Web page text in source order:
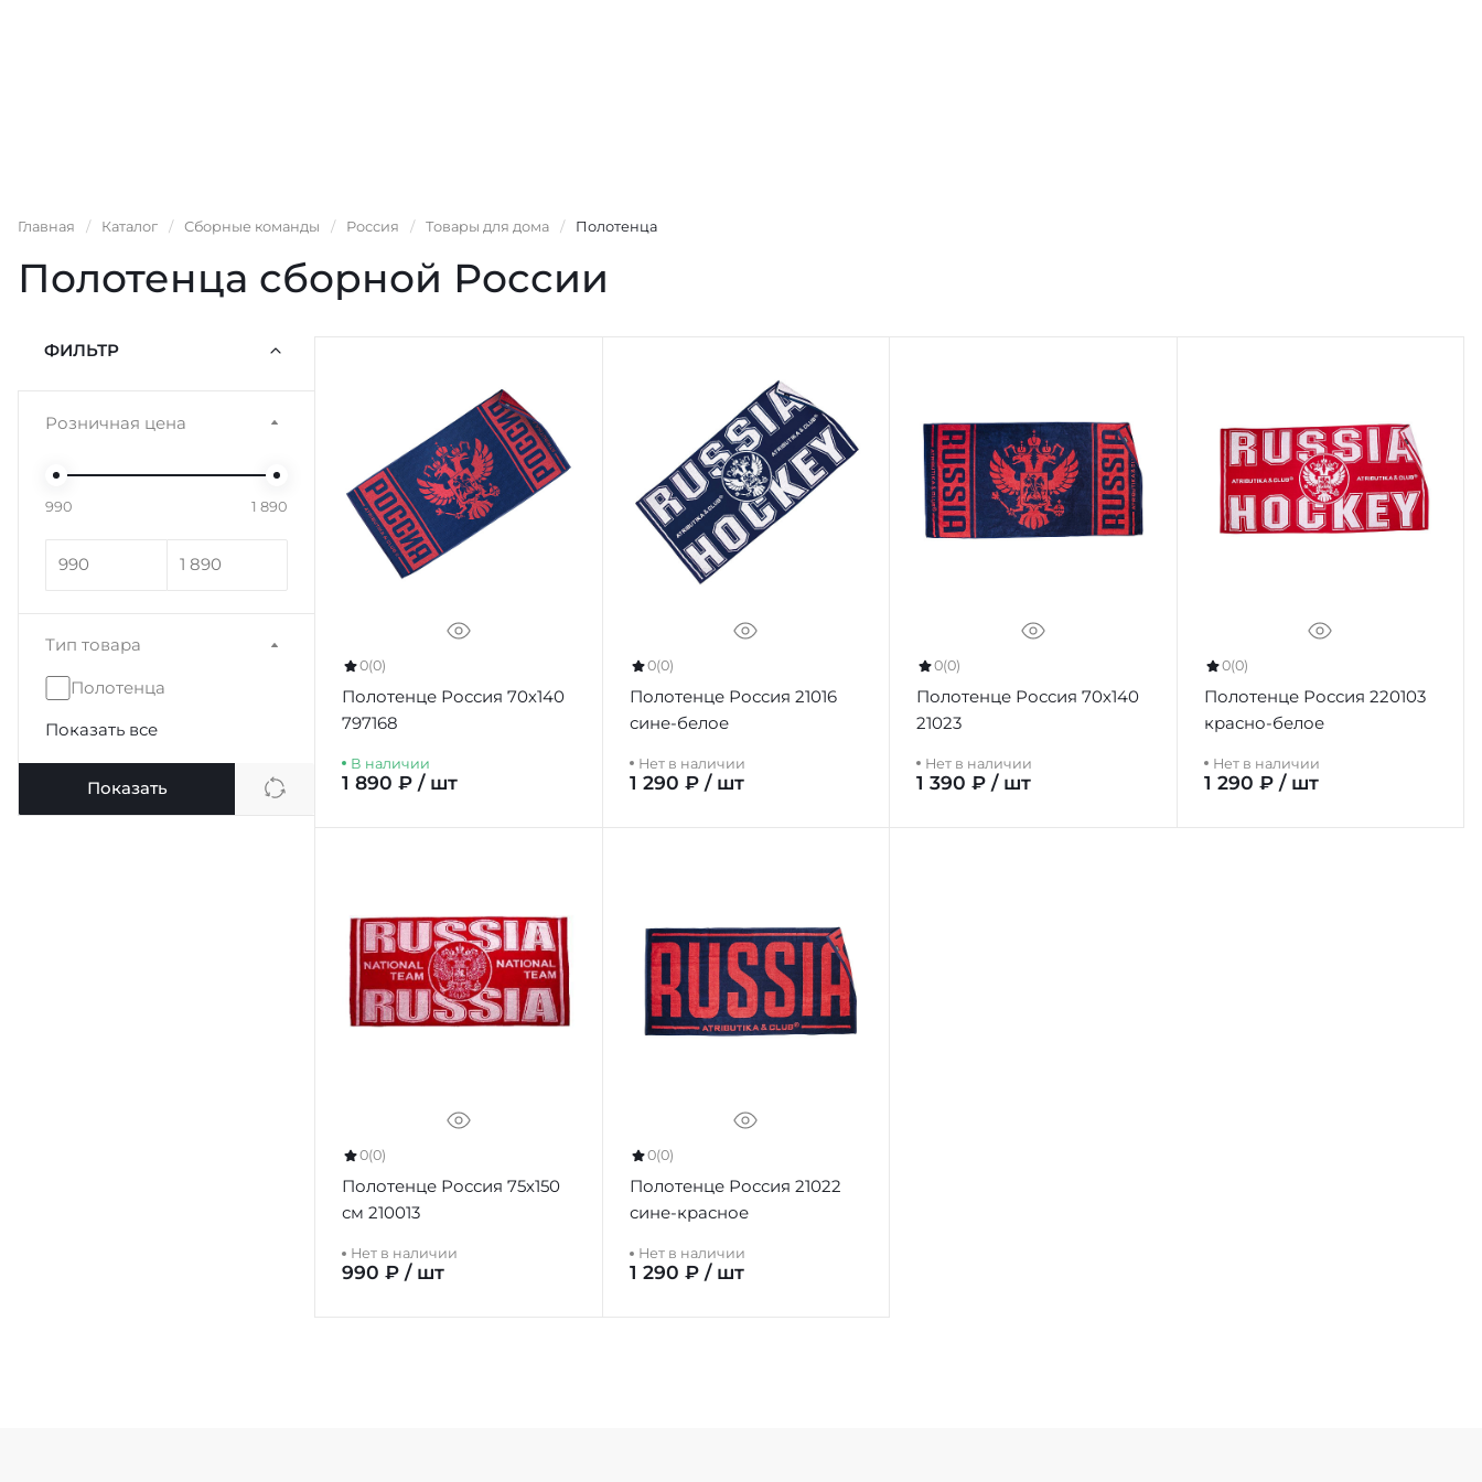
Главная / Каталог / Сборные команды / Россия / Товары для дома / Полотенца
Полотенца сборной России
ФИЛЬТР
Розничная цена
990 1 890
Тип товара
Полотенца
Показать все
Показать
0(0)
Полотенце Россия 70х140
797168
В наличии
1 890 ₽ / шт
0(0)
Полотенце Россия 21016
сине-белое
Нет в наличии
1 290 ₽ / шт
0(0)
Полотенце Россия 70х140
21023
Нет в наличии
1 390 ₽ / шт
0(0)
Полотенце Россия 220103
красно-белое
Нет в наличии
1 290 ₽ / шт
0(0)
Полотенце Россия 75х150
см 210013
Нет в наличии
990 ₽ / шт
0(0)
Полотенце Россия 21022
сине-красное
Нет в наличии
1 290 ₽ / шт